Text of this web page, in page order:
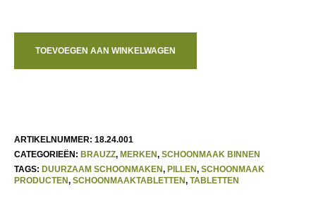
TOEVOEGEN AAN WINKELWAGEN
ARTIKELNUMMER: 18.24.001
CATEGORIEËN: BRAUZZ, MERKEN, SCHOONMAAK BINNEN
TAGS: DUURZAAM SCHOONMAKEN, PILLEN, SCHOONMAAK
PRODUCTEN, SCHOONMAAKTABLETTEN, TABLETTEN